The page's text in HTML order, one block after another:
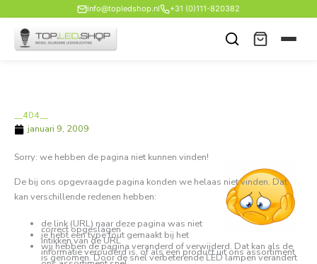
naar
inhoud
info@topledshop.nl +31 (0)111-820382
__404__
januari 9, 2009
Sorry: we hebben de pagina niet kunnen vinden!
De bij ons opgevraagde pagina konden we helaas niet vinden. Dat
kan verschillende redenen hebben:
de link (URL) naar deze pagina was niet
correct opgeslagen
je hebt een type fout gemaakt bij het
intikken van de URL
wij hebben de pagina veranderd of verwijderd. Dat kan als de
informatie verouderd is, of als een product uit ons assortiment
is genomen. Door de snel verbeterende LED lampen verandert